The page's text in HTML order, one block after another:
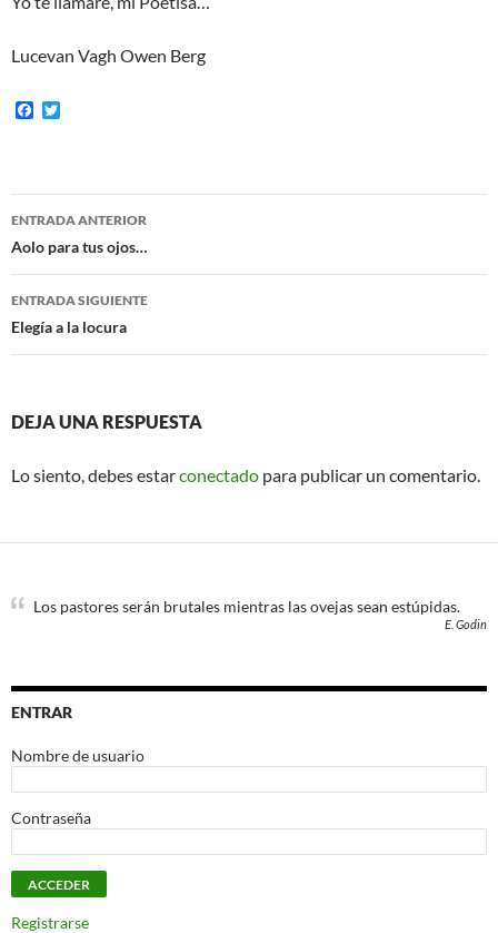
Lucevan Vagh Owen Berg
F
o
o
e
r
Navegación
de
entradas
ENTRADA ANTERIOR
Aolo para tus ojos…
ENTRADA SIGUIENTE
Elegía a la locura
DEJA UNA RESPUESTA
Lo siento, debes estarconectado para publicar un comentario.
Los pastores serán brutales mientras las ovejas sean estúpidas.
E. Godin
ENTRAR
Nombre de usuario
Contraseña
Registrarse